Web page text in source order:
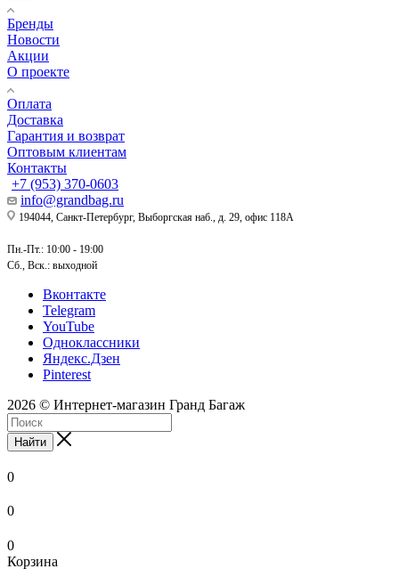
Бренды
Новости
Акции
О проекте
Оплата
Доставка
Гарантия и возврат
Оптовым клиентам
Контакты
+7 (953) 370-0603
info@grandbag.ru
194044, Санкт-Петербург, Выборгская наб., д. 29, офис 118А
Пн.-Пт.: 10:00 - 19:00
Сб., Вск.: выходной
Вконтакте
Telegram
YouTube
Одноклассники
Яндекс.Дзен
Pinterest
2026 © Интернет-магазин Гранд Багаж
Найти
0
0
0
Корзина